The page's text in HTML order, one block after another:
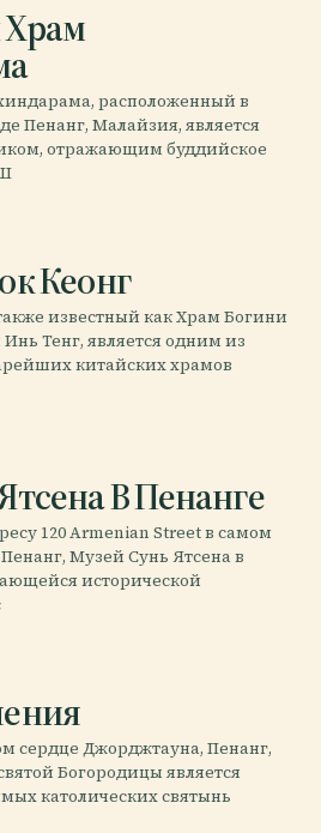
Храм
расположенный в
Пенанг, Малайзия, является
отражающим буддийское
Кеонг
известный как Храм Богини
Тенг, является одним из
китайских храмов
В Пенанге
120 Armenian Street в самом
Музей Сунь Ятсена в
исторической
сердце Джорджтауна, Пенанг,
Богородицы является
католических святынь